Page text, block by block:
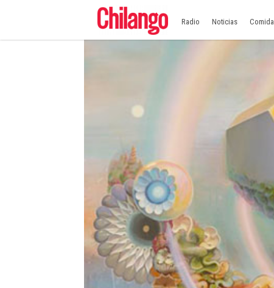
Radio Noticias Comida